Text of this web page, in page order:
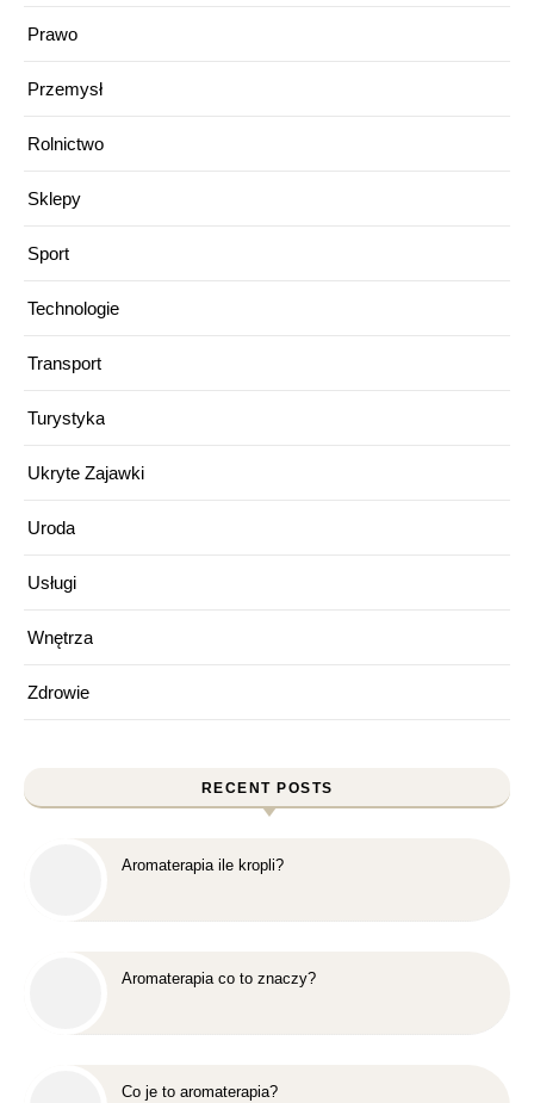
Prawo
Przemysł
Rolnictwo
Sklepy
Sport
Technologie
Transport
Turystyka
Ukryte Zajawki
Uroda
Usługi
Wnętrza
Zdrowie
RECENT POSTS
Aromaterapia ile kropli?
Aromaterapia co to znaczy?
Co je to aromaterapia?